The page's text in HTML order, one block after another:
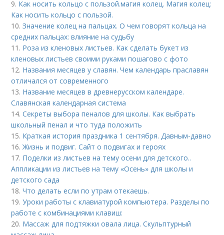
9. Как носить кольцо с пользой. магия колец. Магия колец:
Как носить кольцо с пользой.
10.Значение колец на пальцах. О чем говорят кольца на
средних пальцах: влияние на судьбу
11. Роза из кленовых листьев. Как сделать букет из
кленовых листьев своими руками пошагово с фото
12. Названия месяцев у славян. Чем календарь праславян
отличался от современного
13. Название месяцев в древнерусском календаре.
Славянская календарная система
14.Секреты выбора пеналов для школы. Как выбрать
школьный пенал и что туда положить
15. Краткая история праздника 1 сентября. Давным-давно
16.Жизнь и подвиг. Сайт о подвигах и героях
17. Поделки из листьев на тему осени для детского..
Аппликации из листьев на тему «Осень» для школы и
детского сада
18.Что делать если по утрам отекаешь.
19.Уроки работы с клавиатурой компьютера. Разделы по
работе с комбинациями клавиш:
20. Массаж для подтяжки овала лица. Скульптурный